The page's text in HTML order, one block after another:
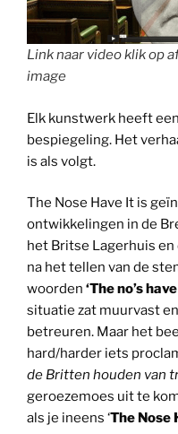
Link naar video klik op
image
Elk kunstwerk heeft
bespiegeling. Het
is als volgt.
The Nose Have It is
ontwikkelingen in de
het Britse Lagerhuis
na het tellen van de
woorden ‘The no’s
situatie zat muurvast
betreuren. Maar het
hard/harder iets
de Britten houden van
geroezemoes uit te
als je ineens ‘The Nose